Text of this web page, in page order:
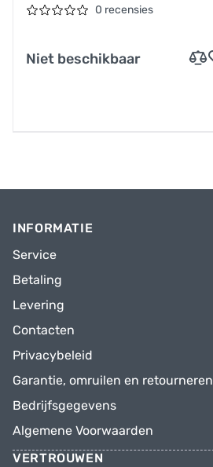
0 recensies
Niet beschikbaar
INFORMATIE
Service
Betaling
Levering
Contacten
Privacybeleid
Garantie, omruilen en retourneren
Bedrijfsgegevens
Algemene Voorwaarden
VERTROUWEN